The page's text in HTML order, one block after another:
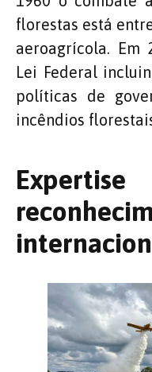
florestas está
aeroagrícola. Em
Lei Federal
políticas de
incêndios
Expertise